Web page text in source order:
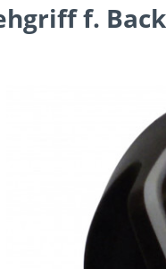
f.